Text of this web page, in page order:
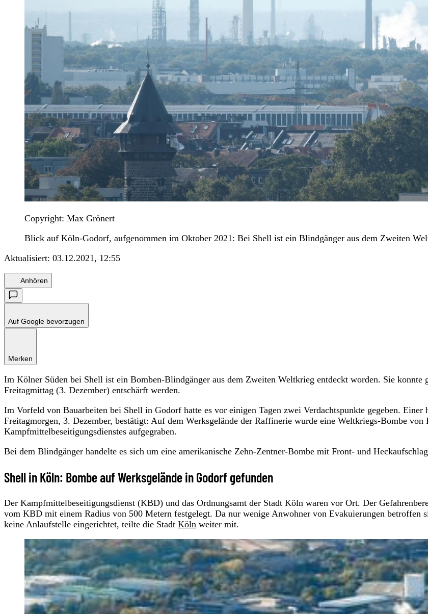
Copyright: Max Grönert
Blick auf Köln-Godorf, aufgenommen im Oktober 2021: Bei Shell ist ein Blindgänger aus dem Zweiten
Aktualisiert: 03.12.2021, 12:55
Anhören
Auf Google bevorzugen
Merken
Im Kölner Süden bei Shell ist ein Bomben-Blindgänger aus dem Zweiten Weltkrieg entdeckt worden. Sie konnte
Freitagmittag (3. Dezember) entschärft werden.
Im Vorfeld von Bauarbeiten bei Shell in Godorf hatte es vor einigen Tagen zwei Verdachtspunkte gegeben. Einer
Freitagmorgen, 3. Dezember, bestätigt: Auf dem Werksgelände der Raffinerie wurde eine Weltkriegs-Bombe von
Kampfmittelbeseitigungsdienstes aufgegraben.
Bei dem Blindgänger handelte es sich um eine amerikanische Zehn-Zentner-Bombe mit Front- und
Shell in Köln: Bombe auf Werksgelände in Godorf gefunden
Der Kampfmittelbeseitigungsdienst (KBD) und das Ordnungsamt der Stadt Köln waren vor Ort. Der
vom KBD mit einem Radius von 500 Metern festgelegt. Da nur wenige Anwohner von Evakuierungen betroffen
keine Anlaufstelle eingerichtet, teilte die Stadt Köln weiter mit.